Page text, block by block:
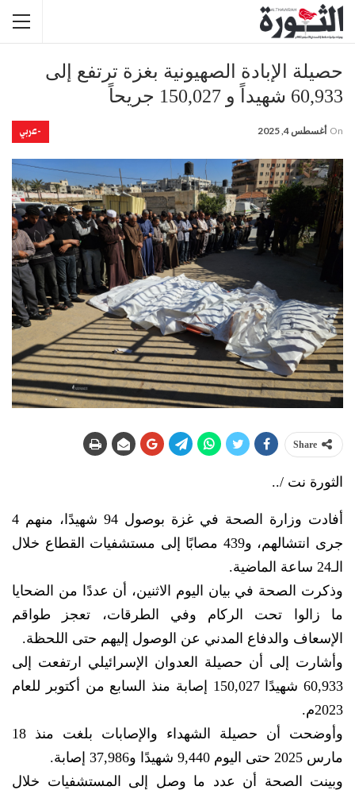
حصيلة الإبادة الصهيونية بغزة ترتفع إلى
60,933 شهيداً و 150,027 جريحاً
-عربي On أغسطس 4, 2025
Share
الثورة نت /..
أفادت وزارة الصحة في غزة بوصول 94 شهيدًا، منهم 4
جرى انتشالهم، و439 مصابًا إلى مستشفيات القطاع خلال
الـ24 ساعة الماضية.
وذكرت الصحة في بيان اليوم الاثنين، أن عددًا من الضحايا
ما زالوا تحت الركام وفي الطرقات، تعجز طواقم
الإسعاف والدفاع المدني عن الوصول إليهم حتى اللحظة.
وأشارت إلى أن حصيلة العدوان الإسرائيلي ارتفعت إلى
60,933 شهيدًا 150,027 إصابة منذ السابع من أكتوبر للعام
2023م.
وأوضحت أن حصيلة الشهداء والإصابات بلغت منذ 18
مارس 2025 حتى اليوم 9,440 شهيدًا و37,986 إصابة.
وبينت الصحة أن عدد ما وصل إلى المستشفيات خلال